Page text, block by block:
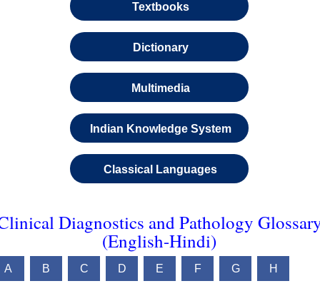
Textbooks
Dictionary
Multimedia
Indian Knowledge System
Classical Languages
Diagnostics and Pathology
(English-Hindi)
A B C D E F G H